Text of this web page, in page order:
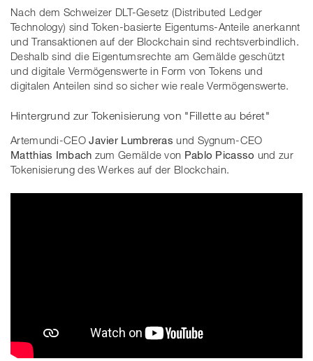
Nach dem Schweizer DLT-Gesetz (Distributed Ledger
Technology) sind Token-basierte Eigentums-Anteile anerkannt
und Transaktionen auf der Blockchain sind rechtsverbindlich.
Deshalb sind die Eigentumsrechte am Gemälde geschützt
und digitale Vermögenswerte in Form von Tokens und
digitalen Anteilen sind so sicher wie reale Vermögenswerte.
Hintergrund zur Tokenisierung von "Fillette au béret"
Artemundi-CEOJavier Lumbreras und Sygnum-CEO
Matthias Imbach zum Gemälde von Pablo Picasso und zur
Tokenisierung des Werkes auf der Blockchain.